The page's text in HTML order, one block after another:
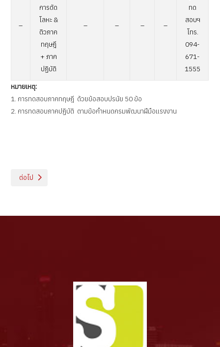
–
การตัด
โลหะ &
ติวภาค
ทฤษฎี
+ ภาค
ปฏิบัติ
– – – –
ทด
สอบฯ
โทร.
094-
671-
1555
หมายเหตุ:
1. การทดสอบภาคทฤษฎี ด้วยข้อสอบปรนัย 50 ข้อ
2. การทดสอบภาคปฏิบัติ ตามข้อกำหนดกรมพัฒนาฝีมือแรงงาน
เนื้อหาถัดไป: ช่างเชื่อมแม็ก
ต่อไป